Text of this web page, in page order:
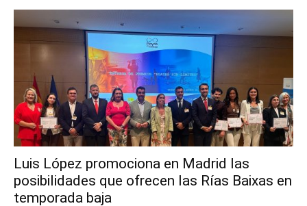
Luis López promociona en Madrid las
posibilidades que ofrecen las Rías Baixas en
temporada baja